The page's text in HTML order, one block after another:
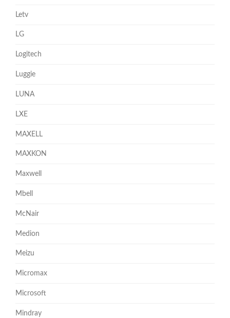
Letv
LG
Logitech
Luggie
LUNA
LXE
MAXELL
MAXKON
Maxwell
Mbell
McNair
Medion
Meizu
Micromax
Microsoft
Mindray